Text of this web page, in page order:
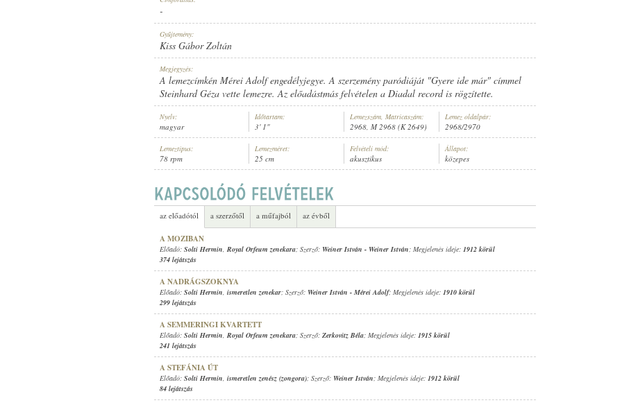
ELŐADÓ: SOLTI HERMIN,ISMERETLEN ZENEKAR
LEMEZSZÁM:
-
Gyűjtemény:
Kiss Gábor Zoltán
Megjegyzés:
A lemezcímkén Mérei Adolf engedélyjegye. A szerzemény paródiáját "Gyere ide már" címmel
Steinhard Géza vette lemezre. Az előadástmás felvételen a Diadal record is rögzítette.
Nyelv:
magyar
Időtartam:
3' 1"
Lemezszám, Matricaszám:
2968, M 2968 (K 2649)
Lemez oldalpár:
2968/2970
Lemeztípus:
78 rpm
Lemezméret:
25 cm
Felvételi mód:
akusztikus
Állapot:
közepes
az előadótól a szerzőtől a műfajból az évből
A MOZIBAN
Előadó: Solti Hermin, Royal Orfeum zenekara; Szerző: Weiner István - Weiner István; Megjelenés ideje: 1912 körül
374 lejátszás
A NADRÁGSZOKNYA
Előadó: Solti Hermin, ismeretlen zenekar; Szerző: Weiner István - Mérei Adolf; Megjelenés ideje: 1910 körül
299 lejátszás
A SEMMERINGI KVARTETT
Előadó: Solti Hermin, Royal Orfeum zenekara; Szerző: Zerkovitz Béla; Megjelenés ideje: 1915 körül
241 lejátszás
A STEFÁNIA ÚT
Előadó: Solti Hermin, ismeretlen zenész (zongora); Szerző: Weiner István; Megjelenés ideje: 1912 körül
84 lejátszás